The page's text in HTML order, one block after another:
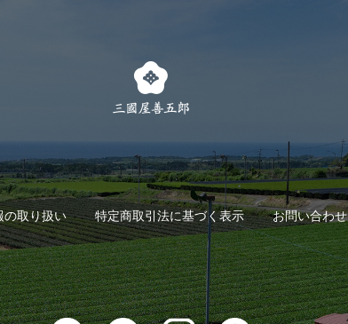
の取り扱い 特定商取引法に基づく表示 お問い合わせ